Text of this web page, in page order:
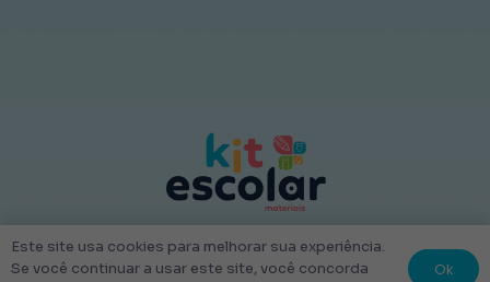
© 2022 Kit Escolar São Paulo.
Todos os direitos reservados
Este site usa cookies para melhorar sua experiência.
Se você continuar a usar este site, você concorda
Ok